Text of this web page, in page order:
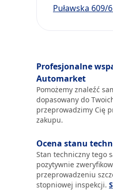
Profesjonalne
Automarket
Pomożemy znaleźć
dopasowany do
przeprowadzimy Cię
zakupu.
Ocena stanu
Stan techniczny tego
pozytywnie
przeprowadzeniu
stopniowej inspekcji.
Puławska 609/